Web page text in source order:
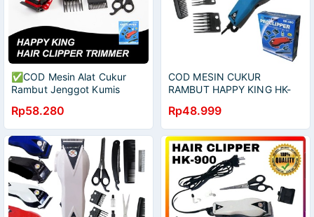
✅COD Mesin Alat Cukur
Rambut Jenggot Kumis
King HK-90 Original
Rp58.280
COD MESIN CUKUR
RAMBUT HAPPY KING HK-
HAIR CLIPPER HAPPY KING
HK-900
Rp48.999